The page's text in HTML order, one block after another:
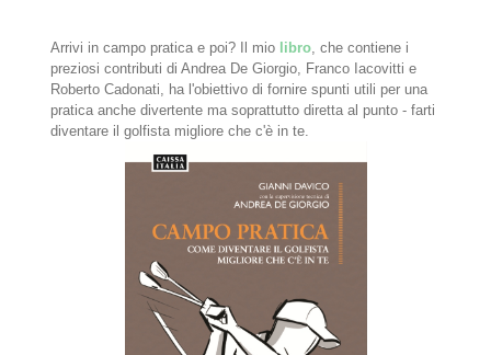
Arrivi in campo pratica e poi? Il mio libro , che contiene i
preziosi contributi di Andrea De Giorgio, Franco Iacovitti e
Roberto Cadonati, ha l'obiettivo di fornire spunti utili per una
pratica anche divertente ma soprattutto diretta al punto - farti
diventare il golfista migliore che c'è in te.